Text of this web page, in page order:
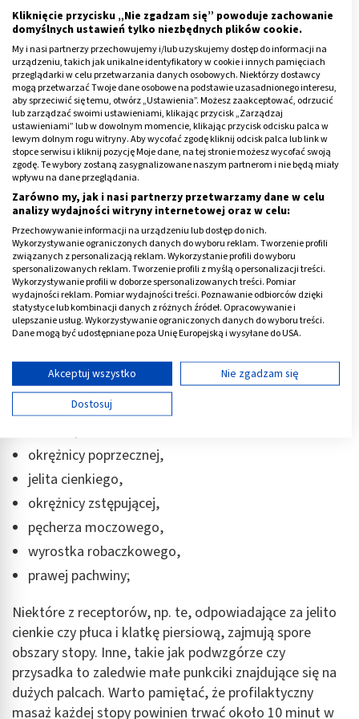
Receptory na stopie prawej
Poczynając od tych, położonych najwyżej, na prawej
stopie znajdują się receptory:
podwzgórza,
przysadki,
przełyku,
tarczycy,
prawego oka,
płuc,
klatki piersiowej,
serca,
odźwiernika,
grasicy,
prawego ucha,
prawego ramienia,
nadnerczy,
okrężnicy poprzecznej,
jelita cienkiego,
okrężnicy zstępującej,
pęcherza moczowego,
wyrostka robaczkowego,
prawej pachwiny;
Niektóre z receptorów, np. te, odpowiadające za jelito
cienkie czy płuca i klatkę piersiową, zajmują spore
obszary stopy. Inne, takie jak podwzgórze czy
przysadka to zaledwie małe punkciki znajdujące się na
dużych palcach. Warto pamiętać, że profilaktyczny
masaż każdej stopy powinien trwać około 10 minut w
Kliknięcie przycisku „Nie zgadzam się” powoduje zachowanie
domyślnych ustawień tylko niezbędnych plików cookie.
My i nasi partnerzy przechowujemy i/lub uzyskujemy dostęp do informacji na
urządzeniu, takich jak unikalne identyfikatory w cookie i innych pamięciach
przeglądarki w celu przetwarzania danych osobowych. Niektórzy dostawcy
mogą przetwarzać Twoje dane osobowe na podstawie uzasadnionego interesu,
aby sprzeciwić się temu, otwórz „Ustawienia”. Możesz zaakceptować, odrzucić
lub zarządzać swoimi ustawieniami, klikając przycisk „Zarządzaj
ustawieniami” lub w dowolnym momencie, klikając przycisk odcisku palca w
lewym dolnym rogu witryny. Aby wycofać zgodę kliknij odcisk palca lub link w
stopce serwisu i kliknij pozycję Moje dane, na tej stronie możesz wycofać swoją
zgodę. Te wybory zostaną zasygnalizowane naszym partnerom i nie będą miały
wpływu na dane przeglądania.
Zarówno my, jak i nasi partnerzy przetwarzamy dane w celu
analizy wydajności witryny internetowej oraz w celu:
Przechowywanie informacji na urządzeniu lub dostęp do nich.
Wykorzystywanie ograniczonych danych do wyboru reklam. Tworzenie profili
związanych z personalizacją reklam. Wykorzystanie profili do wyboru
spersonalizowanych reklam. Tworzenie profili z myślą o personalizacji treści.
Wykorzystywanie profili w doborze spersonalizowanych treści. Pomiar
wydajności reklam. Pomiar wydajności treści. Poznawanie odbiorców dzięki
statystyce lub kombinacji danych z różnych źródeł. Opracowywanie i
ulepszanie usług. Wykorzystywanie ograniczonych danych do wyboru treści.
Dane mogą być udostępniane poza Unię Europejską i wysyłane do USA.
Wyświetl listę partnerów (11 dostawców IAB)
Używamy Twoich danych w następujących celach:
Cele przetwarzania IAB:
Przechowywanie informacji na urządzeniu lub
dostęp do nich
Wykorzystywanie ograniczonych danych do
wyboru reklam
Tworzenie profili w celu spersonalizowanych
Wykorzystanie profili do wyboru
Tworzenie profili w celu personalizacji treści
Wykorzystywanie profili w celu doboru
spersonalizowanych treści
Pomiar efektywności reklam
Akceptuj wszystko
Nie zgadzam się
Dostosuj